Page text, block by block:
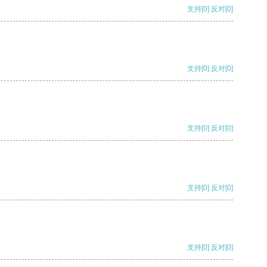
支持[0] 反对[0]
支持[0] 反对[0]
支持[0] 反对[0]
支持[0] 反对[0]
支持[0] 反对[0]